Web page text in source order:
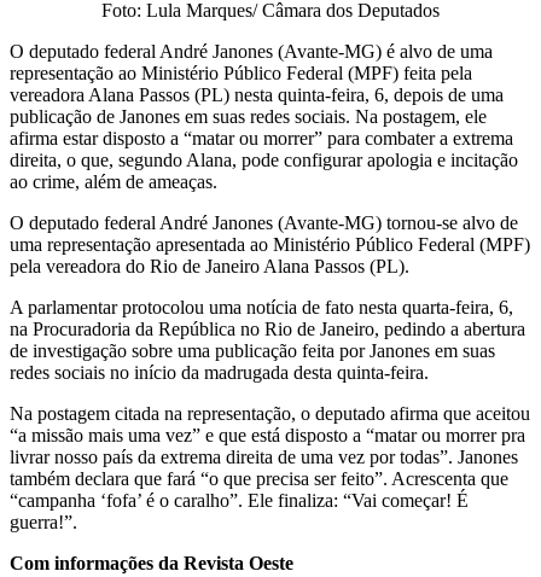
Foto: Lula Marques/ Câmara dos Deputados
O deputado federal André Janones (Avante-MG) é alvo de uma
representação ao Ministério Público Federal (MPF) feita pela
vereadora Alana Passos (PL) nesta quinta-feira, 6, depois de uma
publicação de Janones em suas redes sociais. Na postagem, ele
afirma estar disposto a “matar ou morrer” para combater a extrema
direita, o que, segundo Alana, pode configurar apologia e incitação
ao crime, além de ameaças.
O deputado federal André Janones (Avante-MG) tornou-se alvo de
uma representação apresentada ao Ministério Público Federal (MPF)
pela vereadora do Rio de Janeiro Alana Passos (PL).
A parlamentar protocolou uma notícia de fato nesta quarta-feira, 6,
na Procuradoria da República no Rio de Janeiro, pedindo a abertura
de investigação sobre uma publicação feita por Janones em suas
redes sociais no início da madrugada desta quinta-feira.
Na postagem citada na representação, o deputado afirma que aceitou
“a missão mais uma vez” e que está disposto a “matar ou morrer pra
livrar nosso país da extrema direita de uma vez por todas”. Janones
também declara que fará “o que precisa ser feito”. Acrescenta que
“campanha ‘fofa’ é o caralho”. Ele finaliza: “Vai começar! É
guerra!”.
Com informações da Revista Oeste